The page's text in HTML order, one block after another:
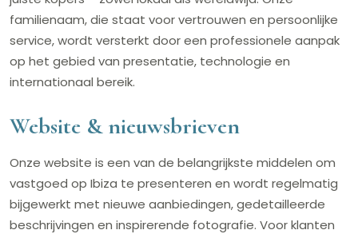
familienaam, die staat voor vertrouwen en persoonlijke
service, wordt versterkt door een professionele aanpak
op het gebied van presentatie, technologie en
internationaal bereik.
Website & nieuwsbrieven
Onze website is een van de belangrijkste middelen om
vastgoed op Ibiza te presenteren en wordt regelmatig
bijgewerkt met nieuwe aanbiedingen, gedetailleerde
beschrijvingen en inspirerende fotografie. Voor klanten